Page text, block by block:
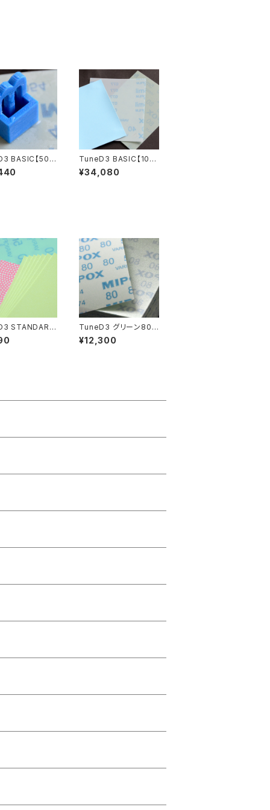
BASIC【50p
／計150枚入】
TuneD3 BASIC【100
pcsセット／計300枚
入】
¥34,080
STANDARD
セット／計40
TuneD3 グリーン80
【100枚入】
¥12,300